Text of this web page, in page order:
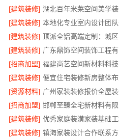
[建筑装修]
[建筑装修]
[建筑装修] 顶派全铝高端定制：城
[建筑装修]
[招商加盟]
[建筑装修]
[资源材料]
[招商加盟] 邯郸至臻全宅新材料有
[建筑装修]
[建筑装修]